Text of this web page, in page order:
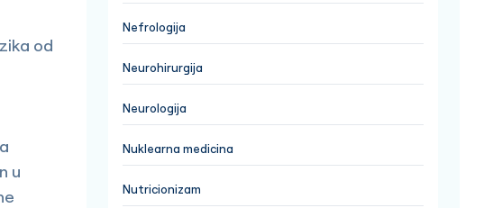
od
u
Nefrologija
Neurohirurgija
Neurologija
Nuklearna medicina
Nutricionizam